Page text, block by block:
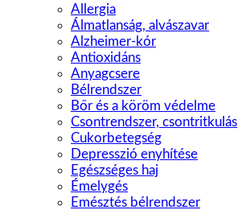
Allergia
Álmatlanság, alvászavar
Alzheimer-kór
Antioxidáns
Anyagcsere
Bélrendszer
Bőr és a köröm védelme
Csontrendszer, csontritkulás
Cukorbetegség
Depresszió enyhítése
Egészséges haj
Émelygés
Emésztés bélrendszer